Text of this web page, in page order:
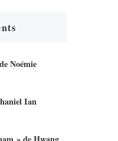
Noémie
Ian